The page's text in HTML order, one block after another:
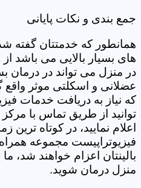
جمع بندی و نکات پایانی
همانطور که خدمتتان گفته
های بسیار بالایی می باشد از
در منزل می تواند در درمان
عضلانی و اسکلتی موثر
که نیاز به دریافت خدمات
توانید از طریق تماس با
اعلام نمایید، در کوتاه
فیزیوتراپیست مجموعه همراه
بالینتان اعزام خواهند شد، ما
منزل درمان شوید.